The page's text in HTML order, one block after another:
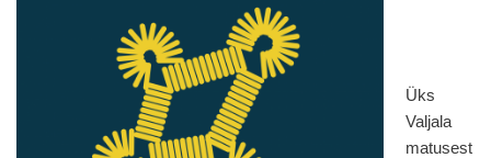
Üks
Valjala
matusest